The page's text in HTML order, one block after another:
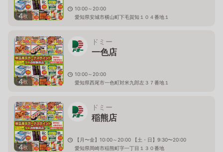
4枚
10:00～20:00
愛知県安城市横山町下毛賀知１０４番地１
4枚
ドミー
一色店
10:00～20:00
愛知県西尾市一色町対米九郎左３７番地１
4枚
ドミー
稲熊店
【月〜金】10:00～20:00 【土・日】9:30〜20:00
愛知県岡崎市稲熊町字一丁目１３０番地